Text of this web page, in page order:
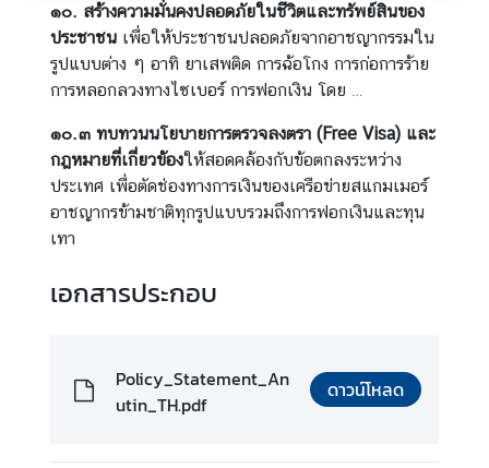
ย
กั
บ
อ
า
เ
ซี
ย
น
น
๑๐. สร้างความมั่นคงปลอดภัยในชีวิตและทรัพย์สินของ
ประชาชน เพื่อให้ประชาชนปลอดภัยจากอาชญากรรมใน
รูปแบบต่าง ๆ อาทิ ยาเสพติด การฉ้อโกง การก่อการร้าย
การหลอกลวงทางไซเบอร์ การฟอกเงิน โดย …
๑๐.๓ ทบทวนนโยบายการตรวจลงตรา (Free Visa) และ
กฎหมายที่เกี่ยวข้องให้สอดคล้องกับข้อตกลงระหว่าง
ประเทศ เพื่อตัดช่องทางการเงินของเครือข่ายสแกมเมอร์
อาชญากรข้ามชาติทุกรูปแบบรวมถึงการฟอกเงินและทุน
เทา
เอกสารประกอบ
Policy_Statement_An
utin_TH.pdf
ดาวน์โหลด